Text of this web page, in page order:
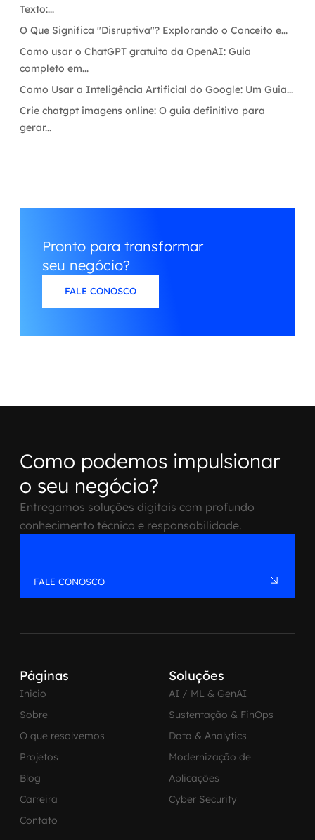
Texto:...
O Que Significa "Disruptiva"? Explorando o Conceito e...
Como usar o ChatGPT gratuito da OpenAI: Guia
completo em...
Como Usar a Inteligência Artificial do Google: Um Guia...
Crie chatgpt imagens online: O guia definitivo para
gerar...
Pronto para transformar
seu negócio?
FALE CONOSCO
Como podemos impulsionar
o seu negócio?
Entregamos soluções digitais com profundo
conhecimento técnico e responsabilidade.
FALE CONOSCO
Páginas
Inicio
Sobre
O que resolvemos
Projetos
Blog
Carreira
Contato
Soluções
AI / ML & GenAI
Sustentação & FinOps
Data & Analytics
Modernização de
Aplicações
Cyber Security